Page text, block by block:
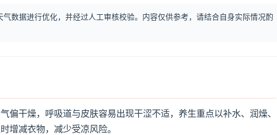
数据进行优化，并经过人工审核校验。内容仅供参考，请结合自身实际情况酌
干燥，呼吸道与皮肤容易出现干涩不适，养生重点以补水、润燥、
增减衣物，减少受凉风险。